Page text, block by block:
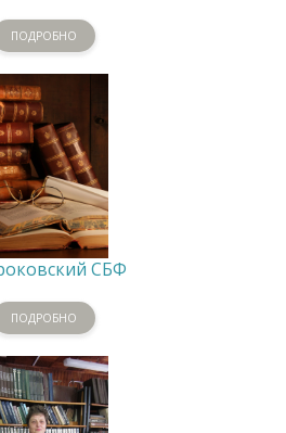
ПОДРОБНО
СБФ
ПОДРОБНО